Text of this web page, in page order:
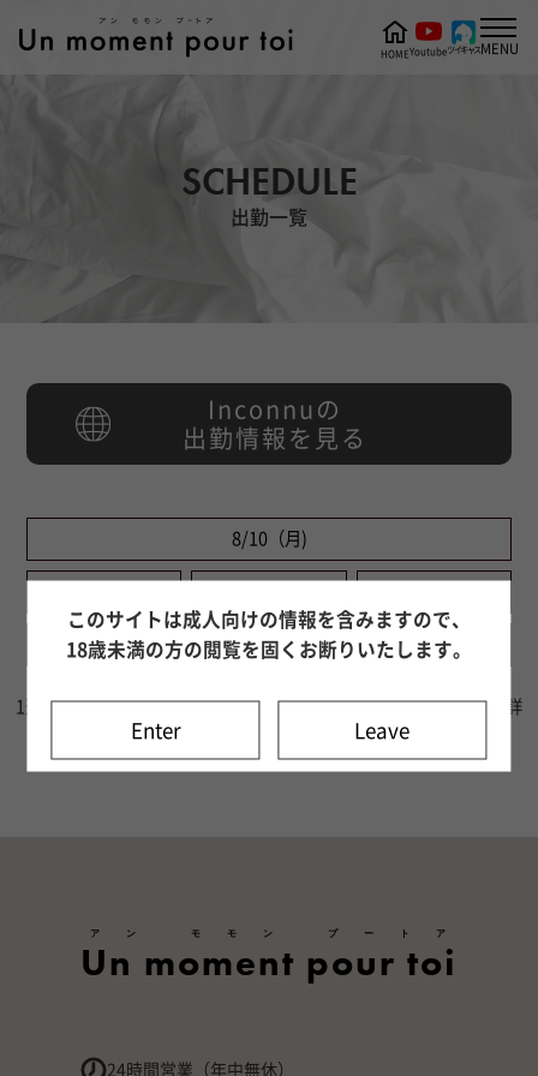
SCHEDULE
出勤一覧
HOMEYoutubeツイキャスMENU
Inconnuの
出勤情報を見る
8/10（月)
8/14（金) 8/15（土) 8/16（日)
1週間分の出勤情報をご確認いただけます。8日目以降はキャスト詳
細ページよりご確認ください。
Un moment pour toi
アン モモン プートア
24時間営業（年中無休）
このサイトは成人向けの情報を含みますので、
18歳未満の方の閲覧を固くお断りいたします。
Enter Leave